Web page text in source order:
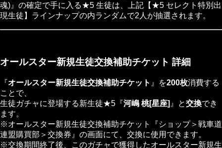
魂)』の確定で手に入る★5 生徒は、上記【★5 セレクト特別出
現生徒】ラインナップの内ランダムで2人が抽選されます。
オールスター新規生徒交換補助チケット 詳細
『オールスター新規生徒交換補助チケット 』を200枚消費する
ことで、
生徒ガチャに登場する新生徒★5『河嶋 桃[星座] 』と交換でき
ます。
※オールスター新規生徒交換補助チケット『ショップ＞戦車道
連盟購買部＞交換券』の画面にて、交換に使用できます。
※交換期間終了後、このガチャで獲得したオールスター新規生